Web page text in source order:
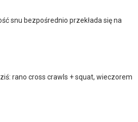
snu bezpośrednio przekłada się na
rano cross crawls + squat, wieczorem